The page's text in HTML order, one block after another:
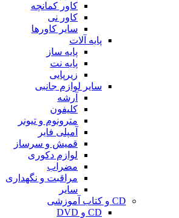
کاور کمانچه
کاور نی
سایر کاورها
پایه آلات
پایه ساز
پایه نت
زیرپایی
سایر لوازم جانبی
آرشه
کلیفون
مترونوم و تیونر
آمپلی فایر
قمیش و سرساز
لوازم دکوری
مضراب
مراقبت و نگهداری
سایر
CD و کتاب آموزشی
CD و DVD